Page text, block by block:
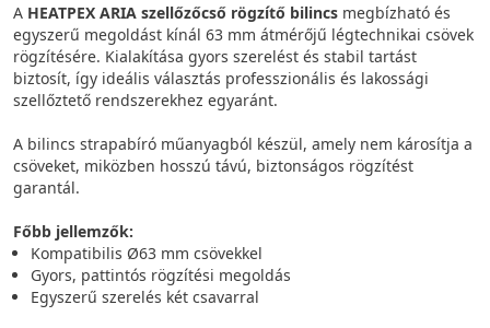
A HEATPEX ARIA szellőzőcső rögzítő bilincs megbízható és
egyszerű megoldást kínál 63 mm átmérőjű légtechnikai csövek
rögzítésére. Kialakítása gyors szerelést és stabil tartást
biztosít, így ideális választás professzionális és lakossági
szellőztető rendszerekhez egyaránt.
A bilincs strapabíró műanyagból készül, amely nem károsítja a
csöveket, miközben hosszú távú, biztonságos rögzítést
garantál.
Főbb jellemzők:
Kompatibilis Ø63 mm csövekkel
Gyors, pattintós rögzítési megoldás
Egyszerű szerelés két csavarral